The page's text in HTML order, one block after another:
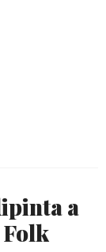
a
Folk